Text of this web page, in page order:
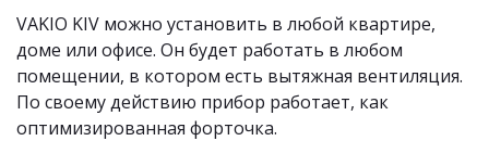
VAKIO KIV можно установить в любой квартире,
доме или офисе. Он будет работать в любом
помещении, в котором есть вытяжная вентиляция.
По своему действию прибор работает, как
оптимизированная форточка.